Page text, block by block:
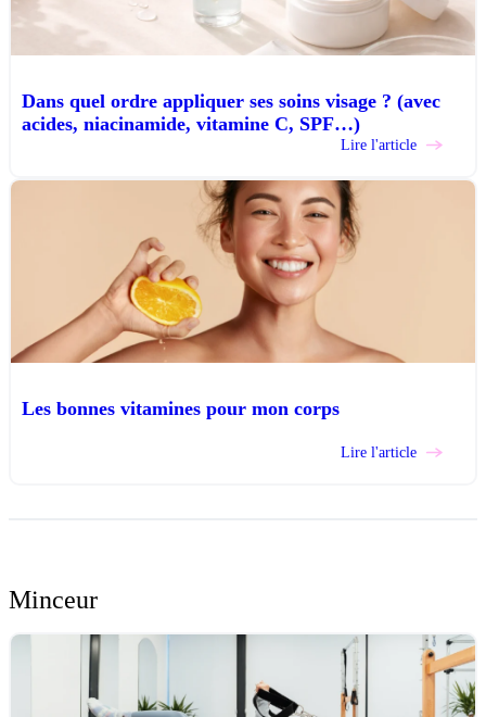
Dans quel ordre appliquer ses soins visage ? (avec
acides, niacinamide, vitamine C, SPF…)
Lire l'article
Les bonnes vitamines pour mon corps
Lire l'article
Minceur